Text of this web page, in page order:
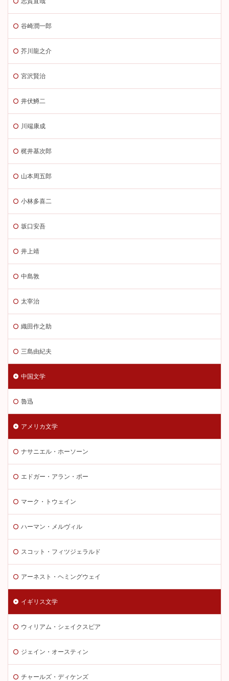
谷崎潤一郎
芥川龍之介
宮沢賢治
井伏鱒二
川端康成
梶井基次郎
山本周五郎
小林多喜二
坂口安吾
井上靖
中島敦
太宰治
織田作之助
三島由紀夫
中国文学
魯迅
アメリカ文学
ナサニエル・ホーソーン
エドガー・アラン・ポー
マーク・トウェイン
ハーマン・メルヴィル
スコット・フィツジェラルド
アーネスト・ヘミングウェイ
イギリス文学
ウィリアム・シェイクスピア
ジェイン・オースティン
チャールズ・ディケンズ